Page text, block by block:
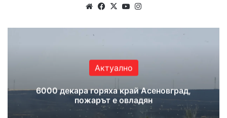
We
te
Fa
bo
X
Yo
ub ra
Актуално
6000 декара горяха край Асеновград,
пожарът е овладян